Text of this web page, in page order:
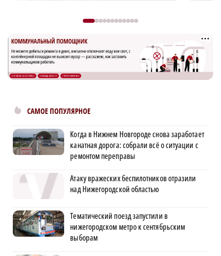
САМОЕ ПОПУЛЯРНОЕ
Когда в Нижнем Новгороде снова заработает
канатная дорога: собрали всё о ситуации с
ремонтом переправы
Атаку вражеских беспилотников отразили
над Нижегородской областью
Тематический поезд запустили в
нижегородском метро к сентябрьским
выборам